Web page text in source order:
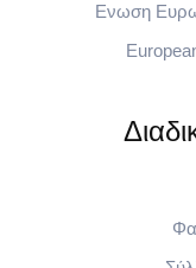
Eνωση